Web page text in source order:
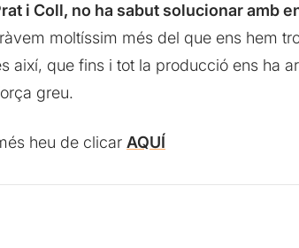
i Coll, no ha sabut solucionar amb
moltíssim més del que ens hem
així, que fins i tot la producció ens ha
greu.
heu de clicar AQUÍ